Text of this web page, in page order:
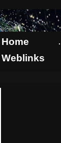
Home .
Weblinks